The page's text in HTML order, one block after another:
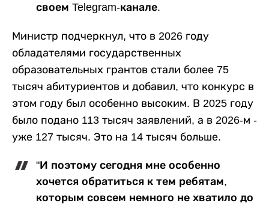
своем Telegram-канале.
Министр подчеркнул, что в 2026 году
обладателями государственных
образовательных грантов стали более 75
тысяч абитуриентов и добавил, что конкурс в
этом году был особенно высоким. В 2025 году
было подано 113 тысяч заявлений, а в 2026-м -
уже 127 тысяч. Это на 14 тысяч больше.
"И поэтому сегодня мне особенно
хочется обратиться к тем ребятам,
которым совсем немного не хватило до